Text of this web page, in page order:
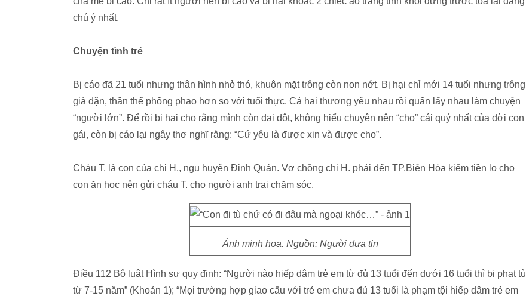
chú ý nhất.
Chuyện tình trẻ
Bị cáo đã 21 tuổi nhưng thân hình nhỏ thó, khuôn mặt trông còn non nớt. Bị hại chỉ mới 14 tuổi nhưng trông
già dặn, thân thể phổng phao hơn so với tuổi thực. Cả hai thương yêu nhau rồi quấn lấy nhau làm chuyện
“người lớn”. Để rồi bị hại cho rằng mình còn dại dột, không hiểu chuyện nên “cho” cái quý nhất của đời con
gái, còn bị cáo lại ngây thơ nghĩ rằng: “Cứ yêu là được xin và được cho”.
Cháu T. là con của chị H., ngụ huyện Định Quán. Vợ chồng chị H. phải đến TP.Biên Hòa kiếm tiền lo cho
con ăn học nên gửi cháu T. cho người anh trai chăm sóc.
Ảnh minh họa. Nguồn: Người đưa tin
Điều 112 Bộ luật Hình sự quy định: “Người nào hiếp dâm trẻ em từ đủ 13 tuổi đến dưới 16 tuổi thì bị phạt tù
từ 7-15 năm” (Khoản 1); “Mọi trường hợp giao cấu với trẻ em chưa đủ 13 tuổi là phạm tội hiếp dâm trẻ em